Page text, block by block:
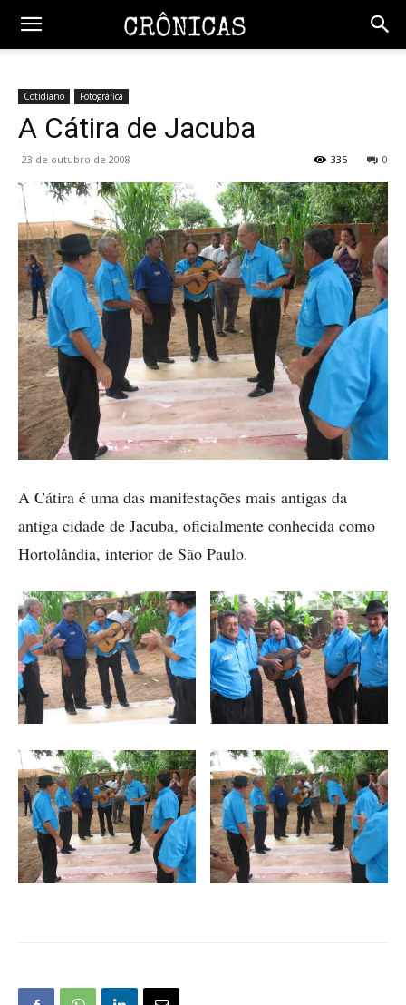
Cotidiano Fotográfica
A Cátira de Jacuba
23 de outubro de 2008 0
335
A Cátira é uma das manifestações mais antigas da
antiga cidade de Jacuba, oficialmente conhecida como
Hortolândia, interior de São Paulo.